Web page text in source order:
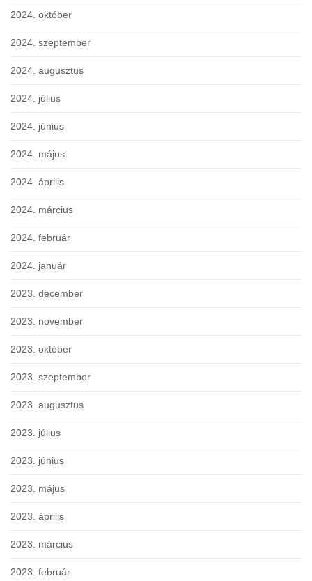
2024. október
2024. szeptember
2024. augusztus
2024. július
2024. június
2024. május
2024. április
2024. március
2024. február
2024. január
2023. december
2023. november
2023. október
2023. szeptember
2023. augusztus
2023. július
2023. június
2023. május
2023. április
2023. március
2023. február